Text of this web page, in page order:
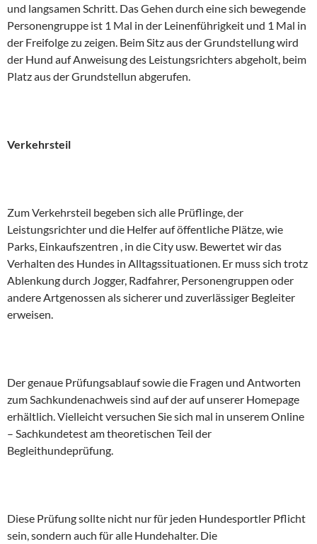
und langsamen Schritt. Das Gehen durch eine sich bewegende
Personengruppe ist 1 Mal in der Leinenführigkeit und 1 Mal in
der Freifolge zu zeigen. Beim Sitz aus der Grundstellung wird
der Hund auf Anweisung des Leistungsrichters abgeholt, beim
Platz aus der Grundstellun abgerufen.
Verkehrsteil
Zum Verkehrsteil begeben sich alle Prüflinge, der
Leistungsrichter und die Helfer auf öffentliche Plätze, wie
Parks, Einkaufszentren , in die City usw. Bewertet wir das
Verhalten des Hundes in Alltagssituationen. Er muss sich trotz
Ablenkung durch Jogger, Radfahrer, Personengruppen oder
andere Artgenossen als sicherer und zuverlässiger Begleiter
erweisen.
Der genaue Prüfungsablauf sowie die Fragen und Antworten
zum Sachkundenachweis sind auf der auf unserer Homepage
erhältlich. Vielleicht versuchen Sie sich mal in unserem Online
– Sachkundetest am theoretischen Teil der
Begleithundeprüfung.
Diese Prüfung sollte nicht nur für jeden Hundesportler Pflicht
sein, sondern auch für alle Hundehalter. Die